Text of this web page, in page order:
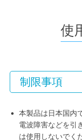
使
制限事項
本製品は日本国内
電波障害などを引
は使用しないでく